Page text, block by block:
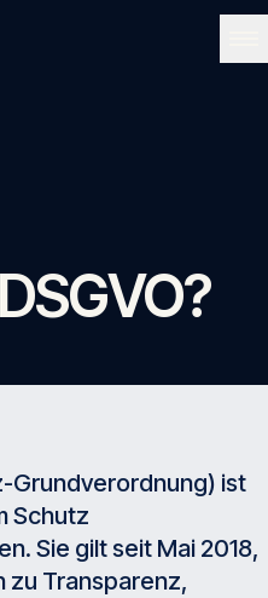
02
03
04
05
Grundverordnung) ist
Schutz
Sie gilt seit Mai 2018,
Transparenz,